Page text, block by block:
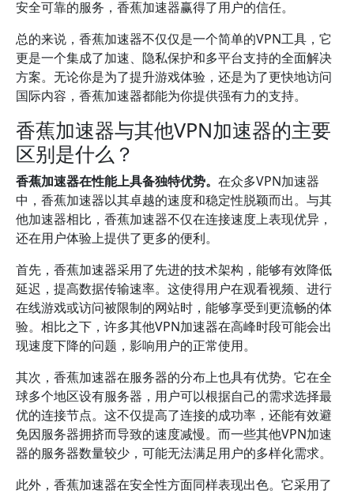
安全可靠的服务，香蕉加速器赢得了用户的信任。
总的来说，香蕉加速器不仅仅是一个简单的VPN工具，它
更是一个集成了加速、隐私保护和多平台支持的全面解决
方案。无论你是为了提升游戏体验，还是为了更快地访问
国际内容，香蕉加速器都能为你提供强有力的支持。
香蕉加速器与其他VPN加速器的主要
区别是什么？
香蕉加速器在性能上具备独特优势。 在众多VPN加速器
中，香蕉加速器以其卓越的速度和稳定性脱颖而出。与其
他加速器相比，香蕉加速器不仅在连接速度上表现优异，
还在用户体验上提供了更多的便利。
首先，香蕉加速器采用了先进的技术架构，能够有效降低
延迟，提高数据传输速率。这使得用户在观看视频、进行
在线游戏或访问被限制的网站时，能够享受到更流畅的体
验。相比之下，许多其他VPN加速器在高峰时段可能会出
现速度下降的问题，影响用户的正常使用。
其次，香蕉加速器在服务器的分布上也具有优势。它在全
球多个地区设有服务器，用户可以根据自己的需求选择最
优的连接节点。这不仅提高了连接的成功率，还能有效避
免因服务器拥挤而导致的速度减慢。而一些其他VPN加速
器的服务器数量较少，可能无法满足用户的多样化需求。
此外，香蕉加速器在安全性方面同样表现出色。它采用了